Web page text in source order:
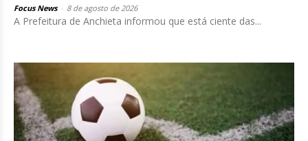
Focus News 8 de agosto de 2026
A Prefeitura de Anchieta informou que está ciente das...